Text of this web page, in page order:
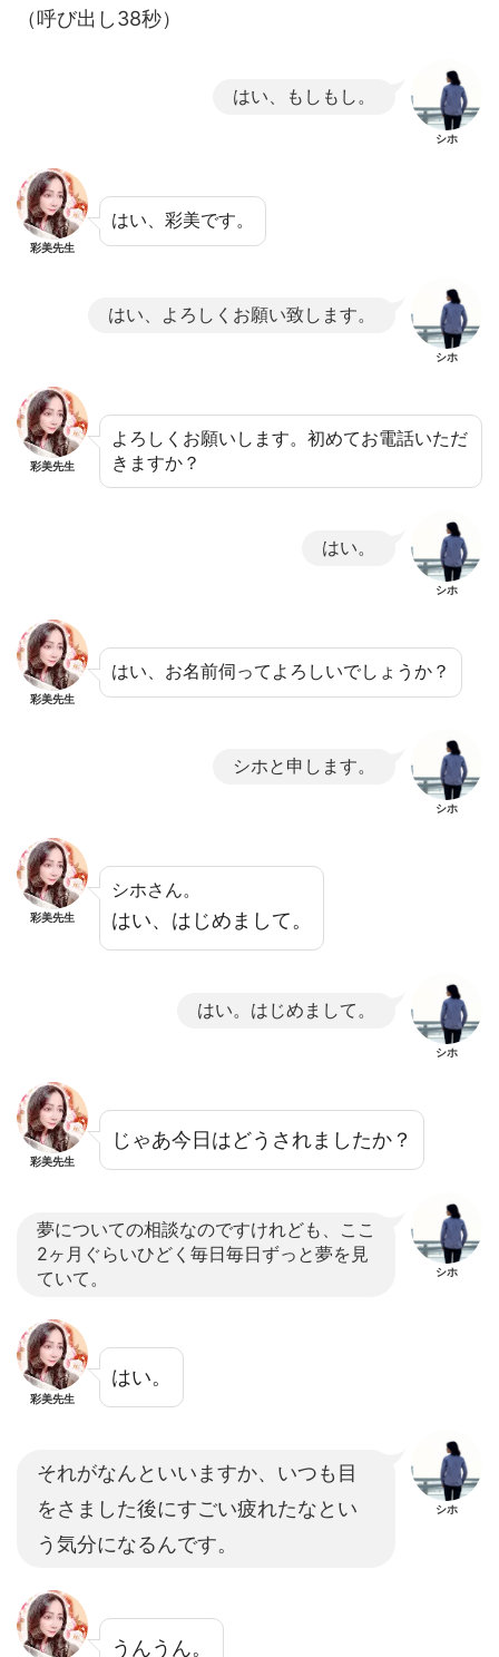
（呼び出し38秒）
はい、もしもし。
シホ
彩美先生
はい、彩美です。
はい、よろしくお願い致します。
シホ
彩美先生
よろしくお願いします。初めてお電話いただ
きますか？
はい。
シホ
彩美先生
はい、お名前伺ってよろしいでしょうか？
シホと申します。
シホ
彩美先生
シホさん。
はい、はじめまして。
はい。はじめまして。
シホ
彩美先生
じゃあ今日はどうされましたか？
夢についての相談なのですけれども、ここ
2ヶ月ぐらいひどく毎日毎日ずっと夢を見
ていて。
シホ
彩美先生
はい。
それがなんといいますか、いつも目
をさました後にすごい疲れたなとい
う気分になるんです。
シホ
うんうん。